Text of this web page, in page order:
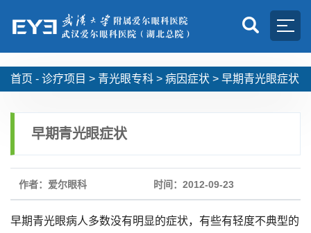
首页 - 诊疗项目 > 青光眼专科 > 病因症状 > 早期青光眼症状
早期青光眼症状
作者：爱尔眼科 时间：2012-09-23
早期青光眼病人多数没有明显的症状，有些有轻度不典型的